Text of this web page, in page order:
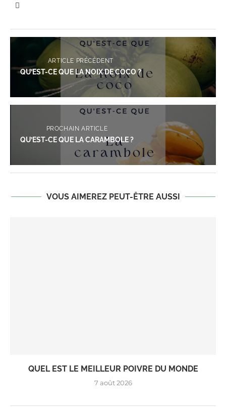
ARTICLE PRÉCÉDENT
QU’EST-CE QUE LA NOIX DE COCO ?
PROCHAIN ARTICLE
QU’EST-CE QUE LA CARAMBOLE ?
VOUS AIMEREZ PEUT-ÊTRE AUSSI
QUEL EST LE MEILLEUR POIVRE DU MONDE
7 août 2026